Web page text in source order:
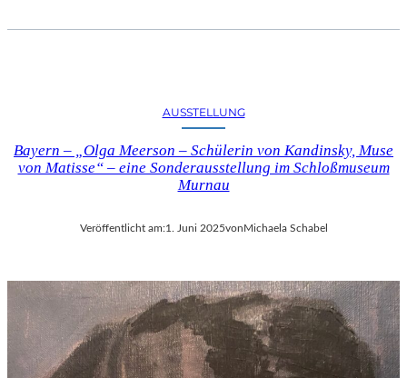
AUSSTELLUNG
Bayern – „Olga Meerson – Schülerin von Kandinsky, Muse
von Matisse“ – eine Sonderausstellung im Schloßmuseum
Murnau
Veröffentlicht am:1. Juni 2025vonMichaela Schabel